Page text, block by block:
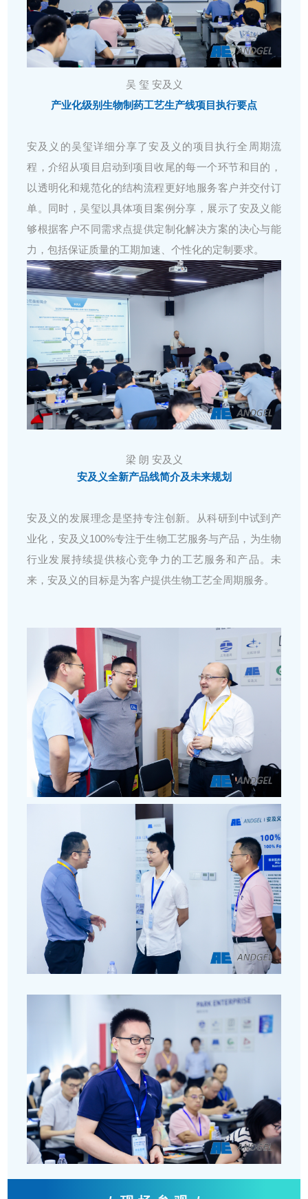
吴 玺 安及义
产业化级别生物制药工艺生产线项目执行要点
安及义的吴玺详细分享了安及义的项目执行全周期流
程，介绍从项目启动到项目收尾的每一个环节和目的，
以透明化和规范化的结构流程更好地服务客户并交付订
单。同时，吴玺以具体项目案例分享，展示了安及义能
够根据客户不同需求点提供定制化解决方案的决心与能
力，包括保证质量的工期加速、个性化的定制要求。
梁 朗 安及义
安及义全新产品线简介及未来规划
安及义的发展理念是坚持专注创新。从科研到中试到产
业化，安及义100%专注于生物工艺服务与产品，为生物
行业发展持续提供核心竞争力的工艺服务和产品。未
来，安及义的目标是为客户提供生物工艺全周期服务。